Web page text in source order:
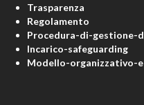
Trasparenza
Regolamento
Procedura-di-
Incarico-safeguarding
Modello-